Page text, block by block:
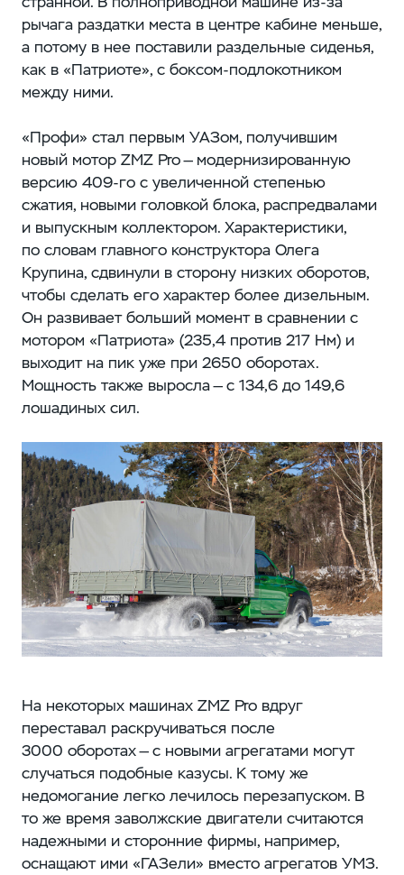
рычага раздатки места в центре кабине меньше,
а потому в нее поставили раздельные сиденья,
как в «Патриоте», с боксом-подлокотником
между ними.
«Профи» стал первым УАЗом, получившим
новый мотор ZMZ Pro — модернизированную
версию 409-го с увеличенной степенью
сжатия, новыми головкой блока, распредвалами
и выпускным коллектором. Характеристики,
по словам главного конструктора Олега
Крупина, сдвинули в сторону низких оборотов,
чтобы сделать его характер более дизельным.
Он развивает больший момент в сравнении с
мотором «Патриота» (235,4 против 217 Нм) и
выходит на пик уже при 2650 оборотах.
Мощность также выросла — с 134,6 до 149,6
лошадиных сил.
На некоторых машинах ZMZ Pro вдруг
переставал раскручиваться после
3000 оборотах — с новыми агрегатами могут
случаться подобные казусы. К тому же
недомогание легко лечилось перезапуском. В
то же время заволжские двигатели считаются
надежными и сторонние фирмы, например,
оснащают ими «ГАЗели» вместо агрегатов УМЗ.